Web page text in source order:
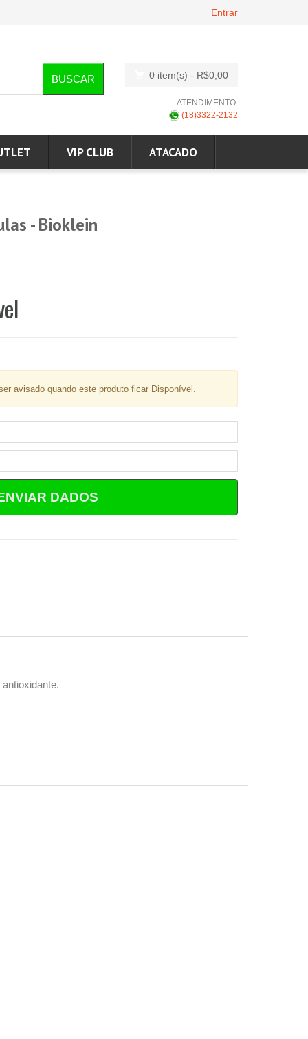
Entrar
BUSCAR 0 item(s) - R$0,00
ATENDIMENTO:
(18)3322-2132
VIP CLUB ATACADO
- Bioklein
avisado quando este produto ficar Disponível.
DADOS